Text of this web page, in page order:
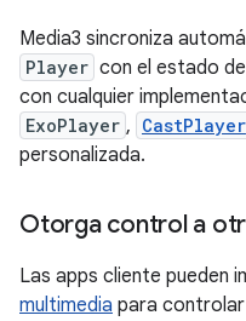
Media3 sincroniza
Player con el estado de
con cualquier
ExoPlayer , CastPlayer
personalizada.
Otorga control a
Las apps cliente pueden
multimedia para